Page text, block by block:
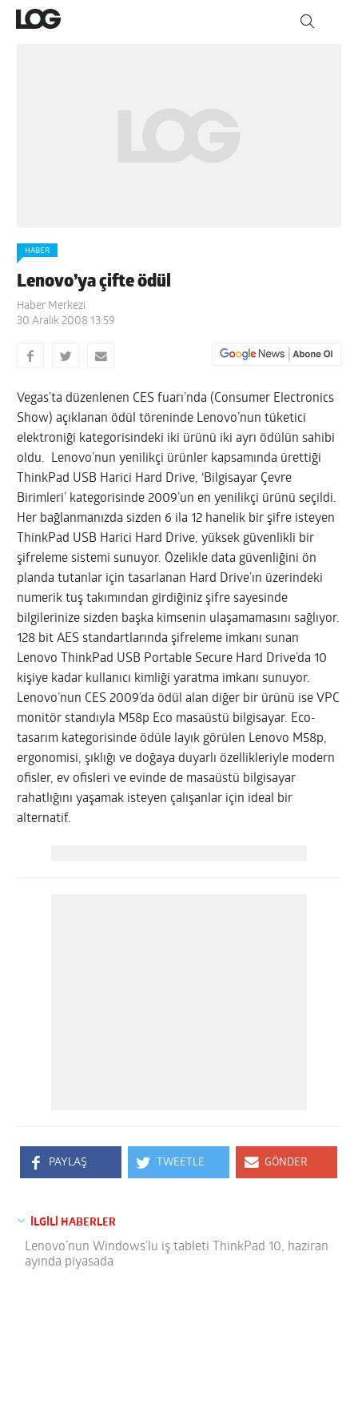
HABER
Lenovo’ya çifte ödül
Haber Merkezi
30 Aralık 2008 13:59
Vegas’ta düzenlenen CES fuarı’nda (Consumer Electronics
Show) açıklanan ödül töreninde Lenovo’nun tüketici
elektroniği kategorisindeki iki ürünü iki ayrı ödülün sahibi
oldu. Lenovo’nun yenilikçi ürünler kapsamında ürettiği
ThinkPad USB Harici Hard Drive, ‘Bilgisayar Çevre
Birimleri’ kategorisinde 2009’un en yenilikçi ürünü seçildi.
Her bağlanmanızda sizden 6 ila 12 hanelik bir şifre isteyen
ThinkPad USB Harici Hard Drive, yüksek güvenlikli bir
şifreleme sistemi sunuyor. Özelikle data güvenliğini ön
planda tutanlar için tasarlanan Hard Drive’ın üzerindeki
numerik tuş takımından girdiğiniz şifre sayesinde
bilgilerinize sizden başka kimsenin ulaşamamasını sağlıyor.
128 bit AES standartlarında şifreleme imkanı sunan
Lenovo ThinkPad USB Portable Secure Hard Drive’da 10
kişiye kadar kullanıcı kimliği yaratma imkanı sunuyor.
Lenovo’nun CES 2009’da ödül alan diğer bir ürünü ise VPC
monitör standıyla M58p Eco masaüstü bilgisayar. Eco-
tasarım kategorisinde ödüle layık görülen Lenovo M58p,
ergonomisi, şıklığı ve doğaya duyarlı özellikleriyle modern
ofisler, ev ofisleri ve evinde de masaüstü bilgisayar
rahatlığını yaşamak isteyen çalışanlar için ideal bir
alternatif.
PAYLAŞ TWEETLE GÖNDER
İLGİLİ HABERLER
Lenovo’nun Windows’lu iş tableti ThinkPad 10, haziran
ayında piyasada